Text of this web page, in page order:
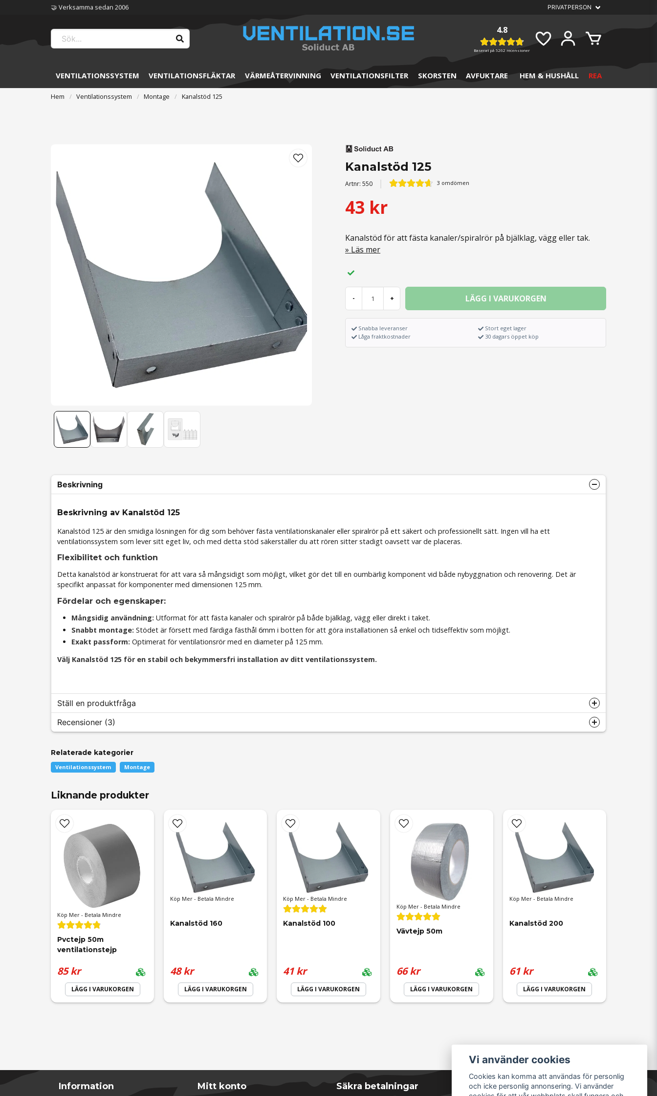
🏆 Störst på ventilation
4.8
Baserat på 5262 recensioner
VENTILATIONSSYSTEM VENTILATIONSFLÄKTAR VÄRMEÅTERVINNING VENTILATIONSFILTER SKORSTEN AVFUKTARE HEM & HUSHÅLL REA
Hem Ventilationssystem Montage Kanalstöd 125
Kanalstöd 125
Artnr:550 3 omdömen
43 kr
Kanalstöd för att fästa kanaler/spiralrör på bjälklag, vägg eller tak.
Läs mer
- + LÄGG I VARUKORGEN
Snabba leveranser
Låga fraktkostnader
Stort eget lager
30 dagars öppet köp
Beskrivning
Beskrivning av Kanalstöd 125
Kanalstöd 125 är den smidiga lösningen för dig som behöver fästa ventilationskanaler eller spiralrör på ett säkert och professionellt sätt. Ingen vill ha ett
ventilationssystem som lever sitt eget liv, och med detta stöd säkerställer du att rören sitter stadigt oavsett var de placeras.
Flexibilitet och funktion
Detta kanalstöd är konstruerat för att vara så mångsidigt som möjligt, vilket gör det till en oumbärlig komponent vid både nybyggnation och renovering. Det är
specifikt anpassat för komponenter med dimensionen 125 mm.
Fördelar och egenskaper:
Mångsidig användning: Utformat för att fästa kanaler och spiralrör på både bjälklag, vägg eller direkt i taket.
Snabbt montage: Stödet är försett med färdiga fästhål 6mm i botten för att göra installationen så enkel och tidseffektiv som möjligt.
Exakt passform: Optimerat för ventilationsrör med en diameter på 125 mm.
Välj Kanalstöd 125 för en stabil och bekymmersfri installation av ditt ventilationssystem.
Ställ en produktfråga
Ja, ni får publicera min fråga
Skicka fråga
Recensioner (3)
Lars Gunnar
Anonym
för 9 månader sedan
Djelan
för 1 år sedan
Relaterade kategorier
Ventilationssystem Montage
Liknande produkter
Köp Mer - Betala Mindre
Pvctejp 50m
ventilationstejp
85 kr
LÄGG I VARUKORGEN
Köp Mer - Betala Mindre
Kanalstöd 160
48 kr
LÄGG I VARUKORGEN
Köp Mer - Betala Mindre
Kanalstöd 100
41 kr
LÄGG I VARUKORGEN
Köp Mer - Betala Mindre
Vävtejp 50m
66 kr
LÄGG I VARUKORGEN
Köp Mer - Betala Mindre
Kanalstöd 200
61 kr
LÄGG I VARUKORGEN
Information Mitt konto Säkra betalningar
Vi använder cookies
Cookies kan komma att användas för personlig
och icke personlig annonsering. Vi använder